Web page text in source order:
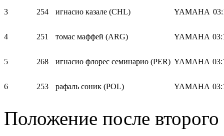
3 254 игнасио казале (CHL) YAMAHA
4 251 томас маффей (ARG) YAMAHA
5 268 игнасио флорес семинарио (PER) YAMAHA
6 253 рафаль соник (POL) YAMAHA
Положение после второго